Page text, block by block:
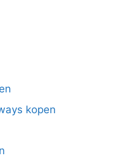
kopen